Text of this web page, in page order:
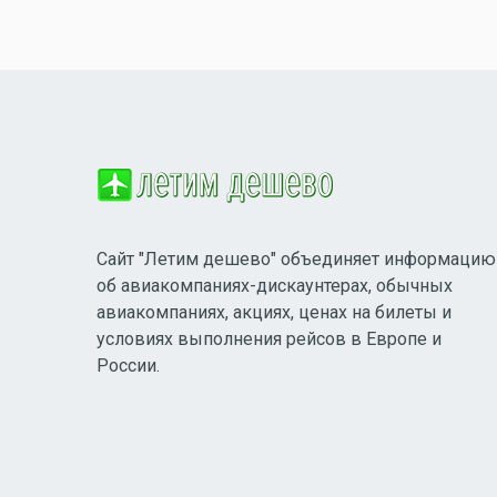
Сайт "Летим дешево" объединяет информацию
об авиакомпаниях-дискаунтерах, обычных
авиакомпаниях, акциях, ценах на билеты и
условиях выполнения рейсов в Европе и
России.